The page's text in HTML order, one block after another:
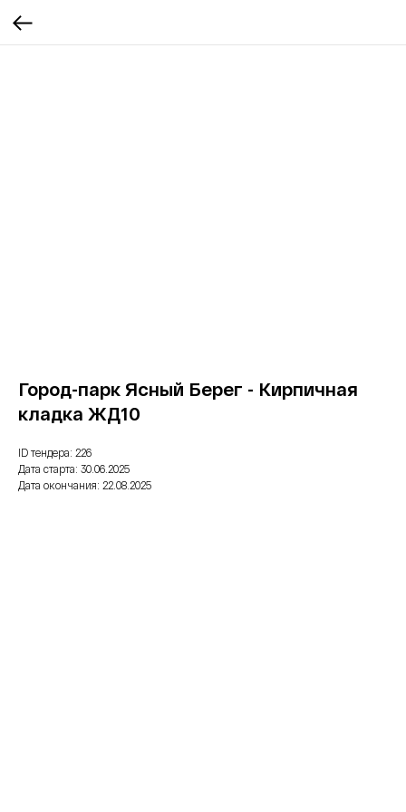
Город-парк Ясный Берег - Кирпичная
кладка ЖД10
ID тендера: 226
Дата старта: 30.06.2025
Дата окончания: 22.08.2025